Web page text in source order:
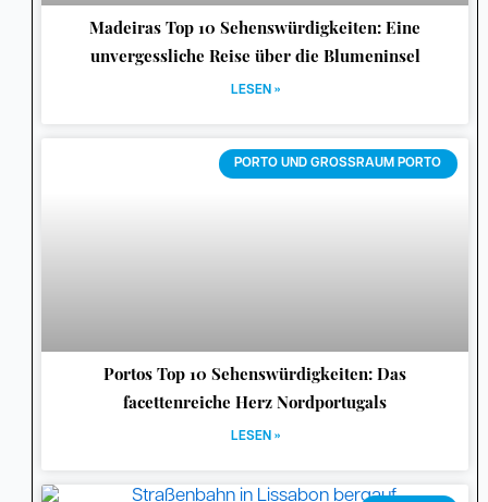
Madeiras Top 10 Sehenswürdigkeiten: Eine
unvergessliche Reise über die Blumeninsel
LESEN »
PORTO UND GROSSRAUM PORTO
Portos Top 10 Sehenswürdigkeiten: Das
facettenreiche Herz Nordportugals
LESEN »